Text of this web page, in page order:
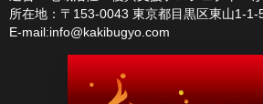
所在地：〒153-0043 東京都目黒区東山1-1-
E-mail:info@kakibugyo.com